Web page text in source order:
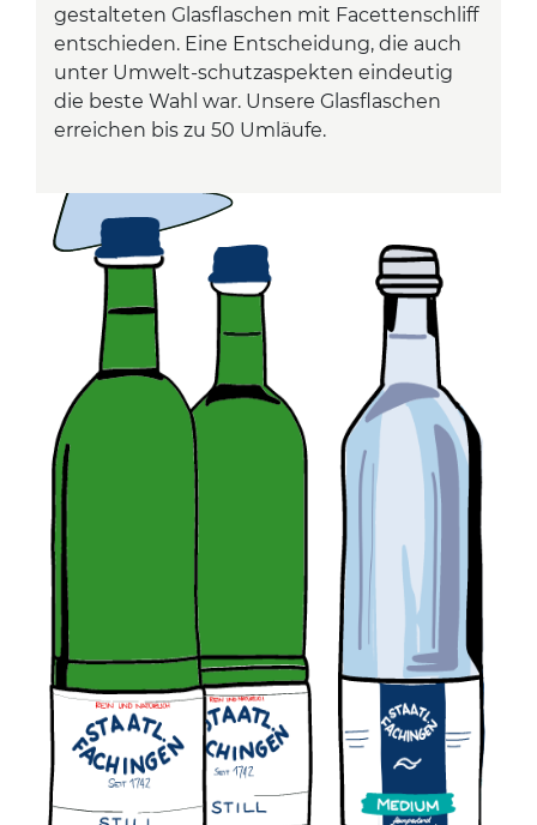
gestalteten Glasflaschen mit Facettenschliff
entschieden. Eine Entscheidung, die auch
unter Umwelt-schutzaspekten eindeutig
die beste Wahl war. Unsere Glasflaschen
erreichen bis zu 50 Umläufe.